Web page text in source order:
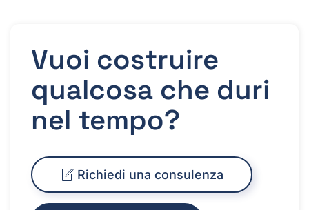
Vuoi costruire
qualcosa che duri
nel tempo?
Richiedi una consulenza